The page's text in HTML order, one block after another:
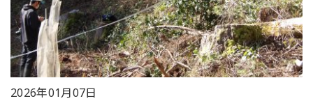
2026年01月07日